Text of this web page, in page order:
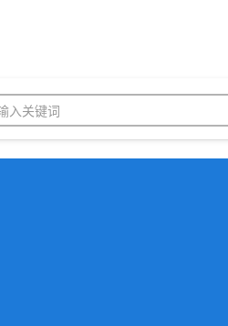
- 工业标识解